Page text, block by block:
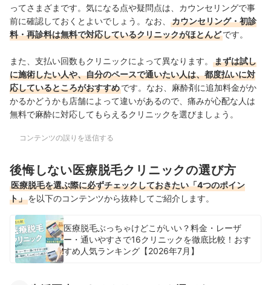
ってさまざまです。気になる点や疑問点は、カウンセリングで事
前に確認しておくとよいでしょう。なお、
カウンセリング・初診
料・再診料は無料で対応しているクリニックがほとんどです。
また、支払い回数もクリニックによって異なります。
まずは試し
に施術したい人や、自分のペースで通いたい人は、都度払いに対
応しているところがおすすめです。なお、麻酔剤に追加料金がか
かるかどうかも店舗によって違いがあるので、痛みが心配な人は
無料で麻酔に対応してもらえるクリニックを選びましょう。
コンテンツの誤りを送信する
後悔しない医療脱毛クリニックの選び方
医療脱毛を選ぶ際に必ずチェックしておきたい「4つのポイン
ト」を以下のコンテンツから抜粋してご紹介します。
医療脱毛ぶっちゃけどこがいい？料金・レーザ
ー・通いやすさで16クリニックを徹底比較！おす
すめ人気ランキング【2026年7月】